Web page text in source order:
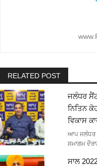
RELATED POST
ਜਲੰਧਰ
ਨਿਤਿਨ
ਵਿਕਾਸ
ਆਪ ਜਲੰਧਰ
ਸਮਾਗਮ
ਸਾਲ